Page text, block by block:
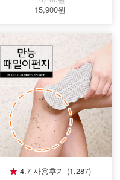
15,900원
4.7 사용후기 (1,287)